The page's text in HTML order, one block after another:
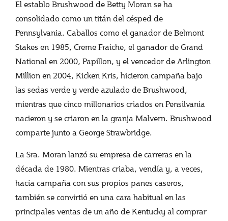
El establo Brushwood de Betty Moran se ha
consolidado como un titán del césped de
Pennsylvania. Caballos como el ganador de Belmont
Stakes en 1985, Creme Fraiche, el ganador de Grand
National en 2000, Papillon, y el vencedor de Arlington
Million en 2004, Kicken Kris, hicieron campaña bajo
las sedas verde y verde azulado de Brushwood,
mientras que cinco millonarios criados en Pensilvania
nacieron y se criaron en la granja Malvern. Brushwood
comparte junto a George Strawbridge.
La Sra. Moran lanzó su empresa de carreras en la
década de 1980. Mientras criaba, vendía y, a veces,
hacía campaña con sus propios panes caseros,
también se convirtió en una cara habitual en las
principales ventas de un año de Kentucky al comprar